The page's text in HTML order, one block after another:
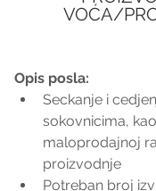
VOĆA/
Opis posla:
Seckanje i
sokovnicima,
maloprodajnoj
proizvodnje
Potreban broj